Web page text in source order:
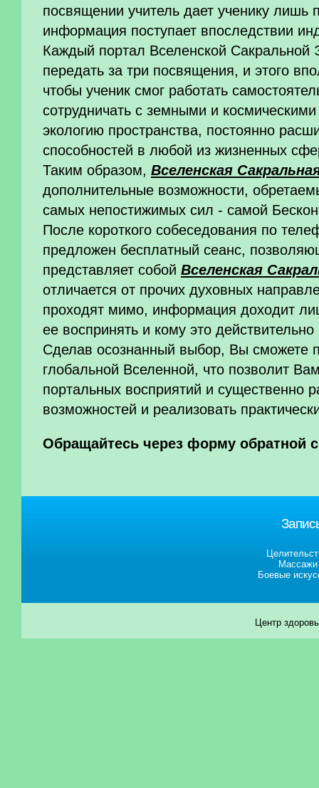
посвящении учитель дает ученику лишь
информация поступает впоследствии
Каждый портал Вселенской Сакральной
передать за три посвящения, и этого
чтобы ученик смог работать
сотрудничать с земными и
экологию пространства, постоянно
способностей в любой из жизненных
Таким образом, Вселенская
дополнительные возможности,
самых непостижимых сил - самой
После короткого собеседования по
предложен бесплатный сеанс,
представляет собой Вселенская
отличается от прочих духовных
проходят мимо, информация доходит
ее воспринять и кому это
Сделав осознанный выбор, Вы сможете
глобальной Вселенной, что позволит
портальных восприятий и существенно
возможностей и реализовать
Обращайтесь через форму обратной
Боевые
Центр